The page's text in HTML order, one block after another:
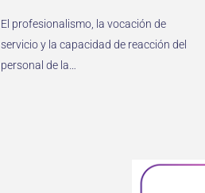
El profesionalismo, la vocación de
servicio y la capacidad de reacción del
personal de la…